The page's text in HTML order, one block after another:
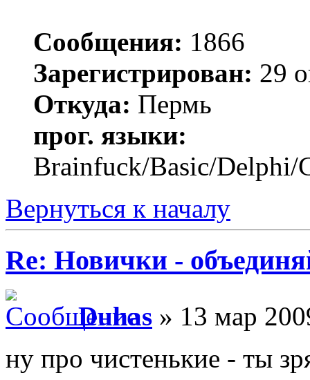
Сообщения: 1866
Зарегистрирован: 29
Откуда: Пермь
прог. языки:
Brainfuck/Basic/Delphi/
Вернуться к началу
Re: Новички -
Duhas » 13 мар
ну про чистенькие - ты